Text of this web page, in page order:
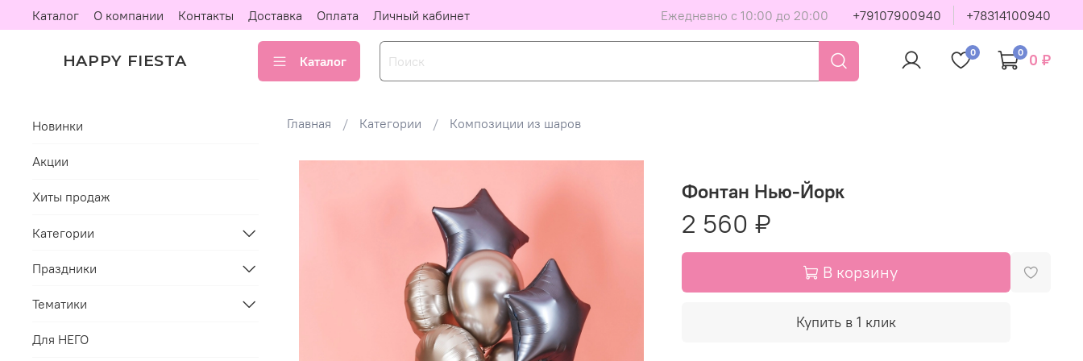
Каталог О компании Контакты Доставка Оплата Личный кабинет Ежедневно с 10:00 до 20:00 +79107900940 +78314100940
HAPPY FIESTA Каталог
0 0 0 ₽
Главная Категории Композиции из шаров
Фонтан Нью-Йорк
2 560 ₽
В корзину
Купить в 1 клик
Новинки
Акции
Хиты продаж
Категории
Праздники
Тематики
Для НЕГО